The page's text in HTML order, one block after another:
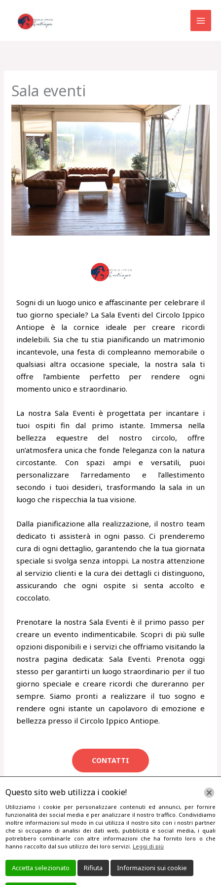
contenuto
Sala eventi
Sogni di un luogo unico e affascinante per celebrare il
tuo giorno speciale? La Sala Eventi del Circolo Ippico
Antiope è la cornice ideale per creare ricordi
indelebili. Sia che tu stia pianificando un matrimonio
incantevole, una festa di compleanno memorabile o
qualsiasi altra occasione speciale, la nostra sala ti
offre l’ambiente perfetto per rendere ogni
momento unico e straordinario.
La nostra Sala Eventi è progettata per incantare i
tuoi ospiti fin dal primo istante. Immersa nella
bellezza equestre del nostro circolo, offre
un’atmosfera unica che fonde l’eleganza con la natura
circostante. Con spazi ampi e versatili, puoi
personalizzare l’arredamento e l’allestimento
secondo i tuoi desideri, trasformando la sala in un
luogo che rispecchia la tua visione.
Dalla pianificazione alla realizzazione, il nostro team
dedicato ti assisterà in ogni passo. Ci prenderemo
cura di ogni dettaglio, garantendo che la tua giornata
speciale si svolga senza intoppi. La nostra attenzione
al servizio clienti e la cura dei dettagli ci distinguono,
assicurando che ogni ospite si senta accolto e
coccolato.
Prenotare la nostra Sala Eventi è il primo passo per
creare un evento indimenticabile. Scopri di più sulle
opzioni disponibili e i servizi che offriamo visitando la
nostra pagina dedicata: Sala Eventi. Prenota oggi
stesso per garantirti un luogo straordinario per il tuo
giorno speciale e creare ricordi che dureranno per
sempre. Siamo pronti a realizzare il tuo sogno e
rendere ogni istante un capolavoro di emozione e
bellezza presso il Circolo Ippico Antiope.
CONTATTI
←Articolo precedente
Via Crespina, snc, 00146 Roma | Telefono:+39 320 945 4276 |
Questo sito web utilizza i cookie!
Utilizziamo i cookie per personalizzare contenuti ed annunci, per fornire
funzionalità dei social media e per analizzare il nostro traffico. Condividiamo
inoltre informazioni sul modo in cui utilizza il nostro sito con i nostri partner
che si occupano di analisi dei dati web, pubblicità e social media, i quali
potrebbero combinarle con altre informazioni che ha fornito loro o che
hanno raccolto dal suo utilizzo dei loro servizi. Leggi di più
Accetta selezionato Rifiuta Informazioni sui cookie